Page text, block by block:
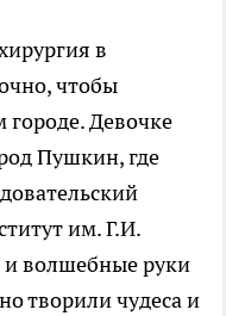
в
чтобы
городе. Девочке
Пушкин, где
им. Г.И.
и волшебные руки
творили чудеса и